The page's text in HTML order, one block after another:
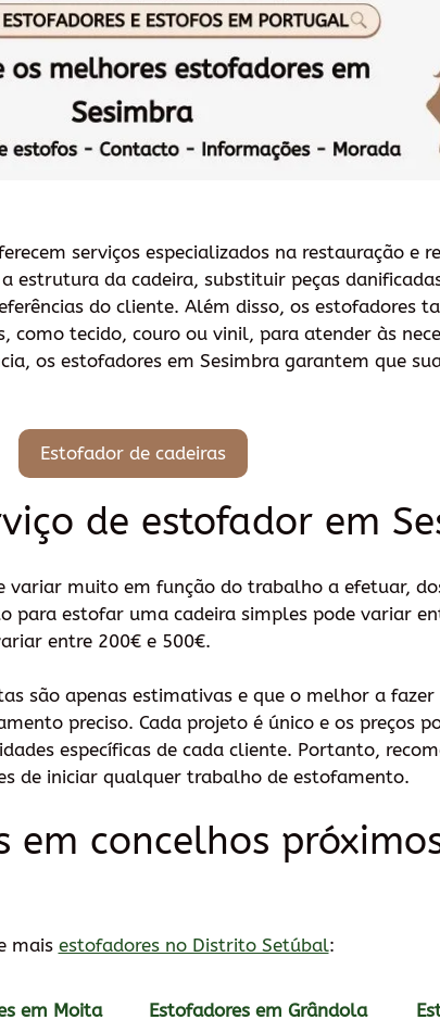
serviços especializados na restauração e
estrutura da cadeira, substituir peças
do cliente. Além disso, os estofadores
tecido, couro ou vinil, para atender às
os estofadores em Sesimbra garantem que
Estofador de cadeiras
de estofador em
variar muito em função do trabalho a efetuar,
para estofar uma cadeira simples pode variar
entre 200€ e 500€.
são apenas estimativas e que o melhor a fazer
preciso. Cada projeto é único e os preços
específicas de cada cliente. Portanto,
de iniciar qualquer trabalho de estofamento.
em concelhos
mais estofadores no Distrito Setúbal:
em Moita Estofadores em Grândola